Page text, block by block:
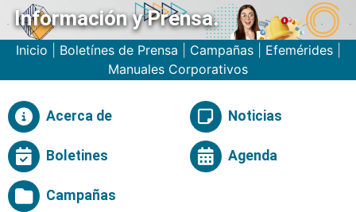
Información y Prensa.
Inicio Boletínes de Prensa Campañas| Efemérides|
Manuales Corporativos
Acerca de Noticias
Boletines Agenda
Campañas